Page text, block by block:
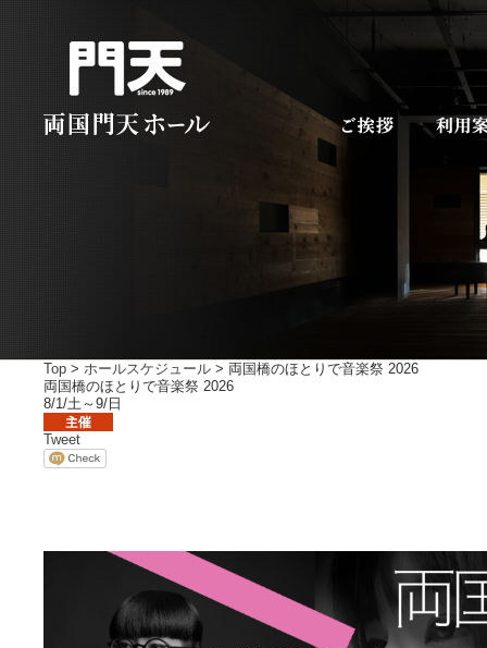
Top > ホールスケジュール > 両国橋のほとりで音楽祭 2026
両国橋のほとりで音楽祭 2026
8/1/土～9/日
Tweet